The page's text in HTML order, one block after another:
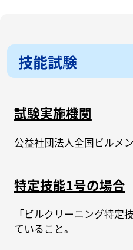
技能試験
試験実施機関
公益社団法人全国ビルメ
特定技能1号の場合
「ビルクリーニング特定
ていること。